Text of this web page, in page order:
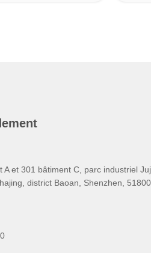
A et 301 bâtiment C, parc industriel
district Baoan, Shenzhen,